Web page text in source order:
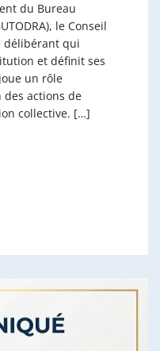
du Bureau
le Conseil
délibérant qui
et définit ses
un rôle
actions de
collective. […]